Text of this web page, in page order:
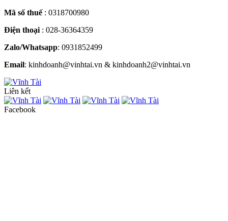
Mã số thuế : 0318700980
Điện thoại : 028-36364359
Zalo/Whatsapp: 0931852499
Email: kinhdoanh@vinhtai.vn & kinhdoanh2@vinhtai.vn
Liên kết
Facebook